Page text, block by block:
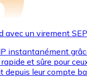
avec un virement
instantanément
et sûre pour
depuis leur compte